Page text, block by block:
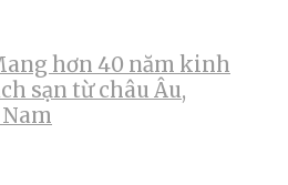
hơn 40 năm kinh
sạn từ châu Âu,